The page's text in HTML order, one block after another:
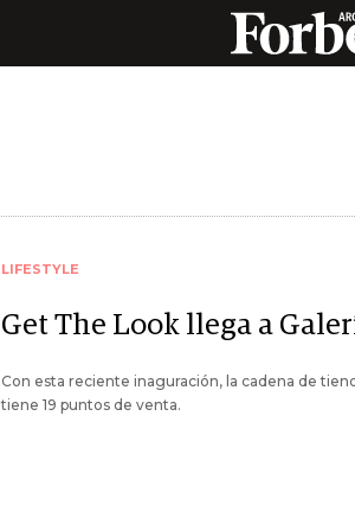
LIFESTYLE
Get The Look llega a
Con esta reciente inaguración, la cadena de
tiene 19 puntos de venta.